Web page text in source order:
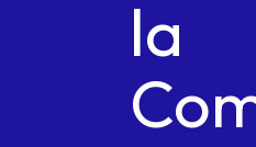
la